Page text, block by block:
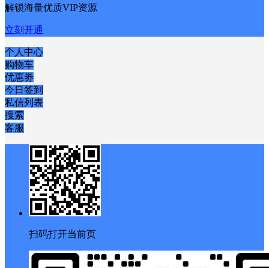
解锁海量优质VIP资源
立刻开通
个人中心
购物车
优惠劵
今日签到
私信列表
搜索
客服
扫码打开当前页